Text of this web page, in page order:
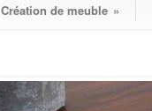
Création de meuble »